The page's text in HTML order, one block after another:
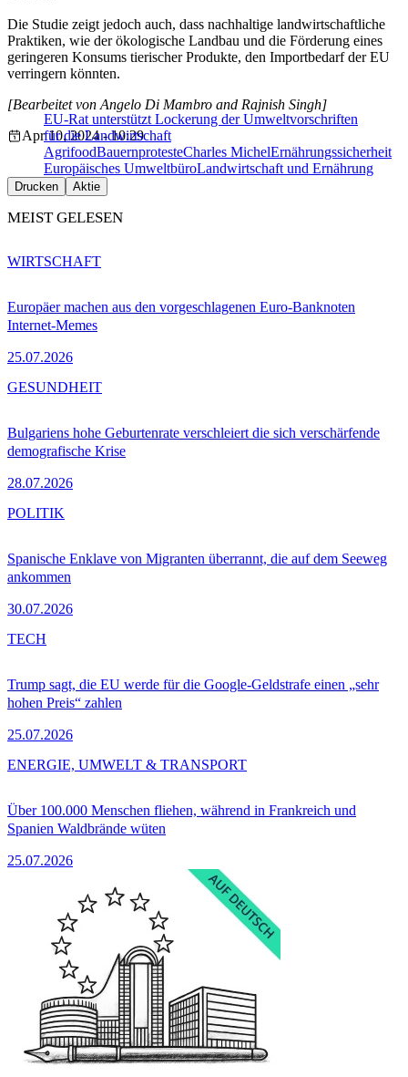
Die Studie zeigt jedoch auch, dass nachhaltige landwirtschaftliche
Praktiken, wie der ökologische Landbau und die Förderung eines
geringeren Konsums tierischer Produkte, den Importbedarf der EU
verringern könnten.
EU-Rat unterstützt Lockerung der Umweltvorschriften
für die Landwirtschaft
[Bearbeitet von Angelo Di Mambro and Rajnish Singh]
Apr 10, 2024 - 10:29
AgrifoodBauernprotesteCharles MichelErnährungssicherheit
Europäisches UmweltbüroLandwirtschaft und Ernährung
Drucken Aktie
MEIST GELESEN
Europäer machen aus den vorgeschlagenen Euro-Banknoten
Internet-Memes
25.07.2026
WIRTSCHAFT
Bulgariens hohe Geburtenrate verschleiert die sich verschärfende
demografische Krise
28.07.2026
GESUNDHEIT
Spanische Enklave von Migranten überrannt, die auf dem Seeweg
ankommen
30.07.2026
POLITIK
Trump sagt, die EU werde für die Google-Geldstrafe einen „sehr
hohen Preis“ zahlen
25.07.2026
TECH
Über 100.000 Menschen fliehen, während in Frankreich und
Spanien Waldbrände wüten
25.07.2026
ENERGIE, UMWELT & TRANSPORT